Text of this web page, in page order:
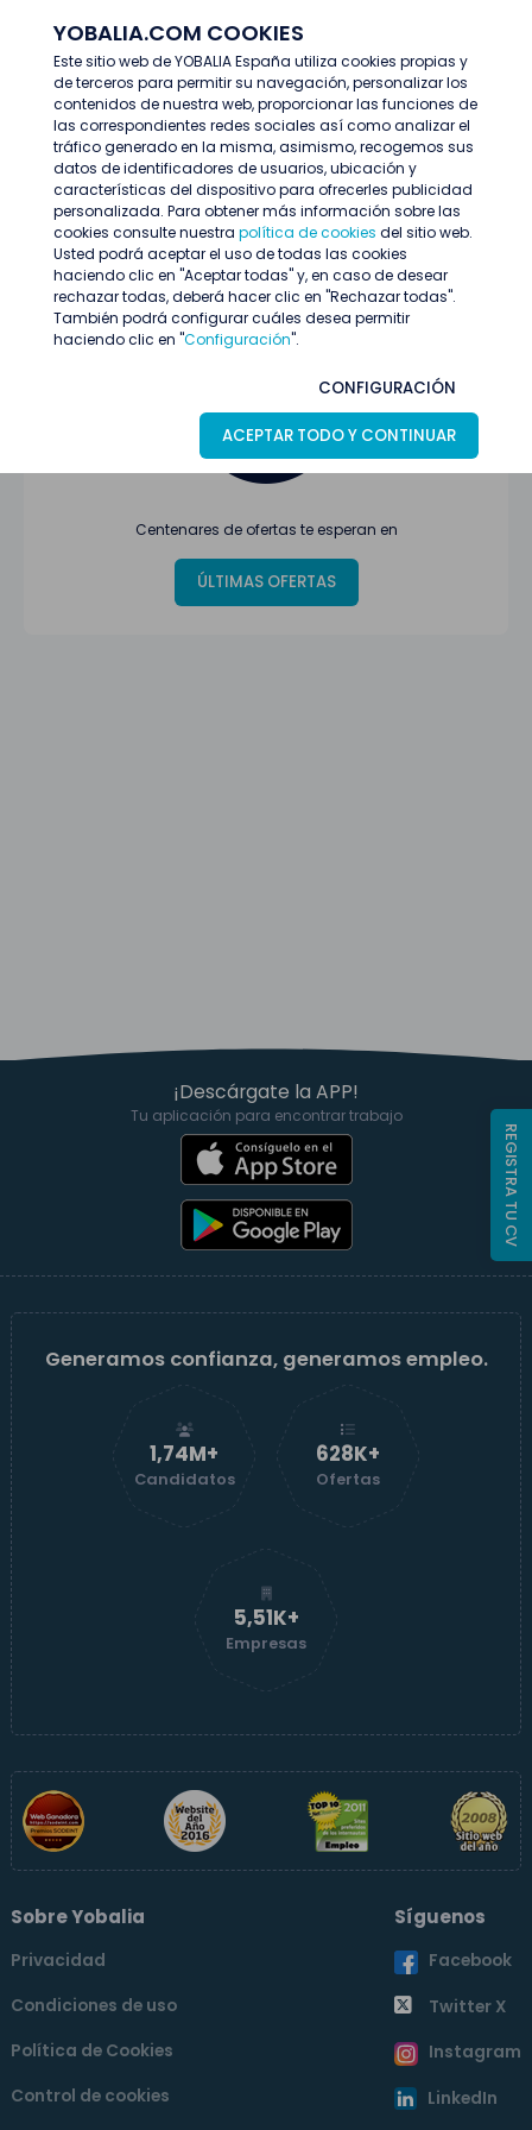
YOBALIA.COM COOKIES
Este sitio web de YOBALIA España utiliza cookies propias y
de terceros para permitir su navegación, personalizar los
contenidos de nuestra web, proporcionar las funciones de
las correspondientes redes sociales así como analizar el
tráfico generado en la misma, asimismo, recogemos sus
datos de identificadores de usuarios, ubicación y
características del dispositivo para ofrecerles publicidad
personalizada. Para obtener más información sobre las
cookies consulte nuestra política de cookies del sitio web.
Usted podrá aceptar el uso de todas las cookies
haciendo clic en "Aceptar todas" y, en caso de desear
rechazar todas, deberá hacer clic en "Rechazar todas".
También podrá configurar cuáles desea permitir
haciendo clic en "Configuración".
CONFIGURACIÓN
ACEPTAR TODO Y CONTINUAR
Últimas ofertas
Oferta no encontrada o ha finalizado su
proceso de selección
Centenares de ofertas te esperan en
ÚLTIMAS OFERTAS
¡Descárgate la APP!
Tu aplicación para encontrar trabajo
Generamos confianza, generamos empleo.
1,74M+
Candidatos
629K+
Ofertas
5,51K+
Empresas
Sobre Yobalia
Privacidad
Condiciones de uso
Política de Cookies
Control de cookies
Síguenos
Facebook
Twitter X
Instagram
LinkedIn
REGISTRA TU CV